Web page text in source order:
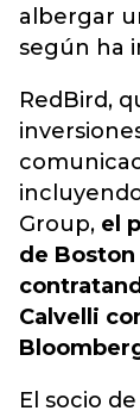
albergar
según ha
RedBird,
Group, el
de Boston
Calvelli
El socio